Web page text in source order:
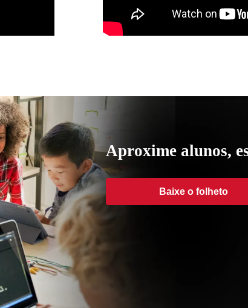
Aproxime alunos,
Baixe o folheto